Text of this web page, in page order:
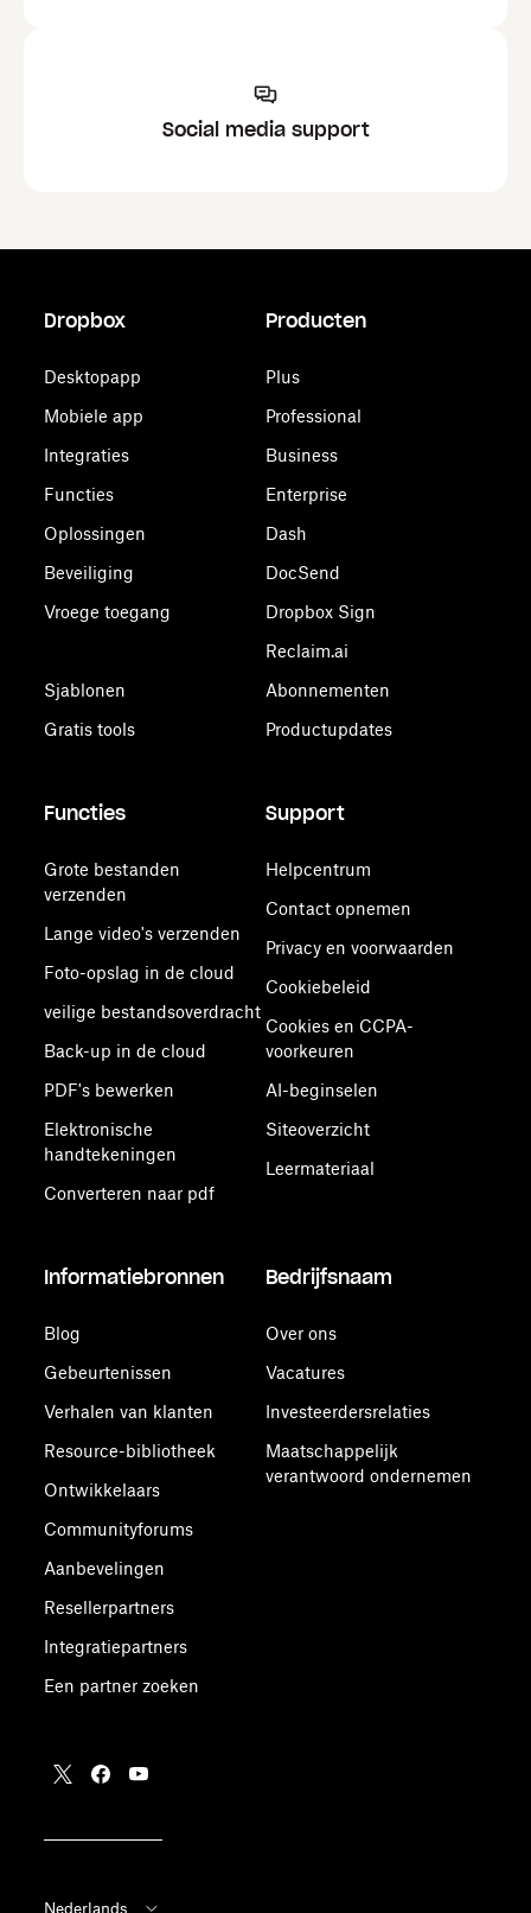
Social media support
Dropbox
Desktopapp
Mobiele app
Integraties
Functies
Oplossingen
Beveiliging
Vroege toegang
Sjablonen
Gratis tools
Producten
Plus
Professional
Business
Enterprise
Dash
DocSend
Dropbox Sign
Reclaim.ai
Abonnementen
Productupdates
Functies
Grote bestanden
verzenden
Lange video's verzenden
Foto-opslag in de cloud
veilige bestandsoverdracht
Back-up in de cloud
PDF's bewerken
Elektronische
handtekeningen
Converteren naar pdf
Support
Helpcentrum
Contact opnemen
Privacy en voorwaarden
Cookiebeleid
Cookies en CCPA-
voorkeuren
AI-beginselen
Siteoverzicht
Leermateriaal
Informatiebronnen
Blog
Gebeurtenissen
Verhalen van klanten
Resource-bibliotheek
Ontwikkelaars
Communityforums
Aanbevelingen
Resellerpartners
Integratiepartners
Een partner zoeken
Bedrijfsnaam
Over ons
Vacatures
Investeerdersrelaties
Maatschappelijk
verantwoord ondernemen
Nederlands